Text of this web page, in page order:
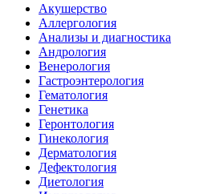
Акушерство
Аллергология
Анализы и диагностика
Андрология
Венерология
Гастроэнтерология
Гематология
Генетика
Геронтология
Гинекология
Дерматология
Дефектология
Диетология